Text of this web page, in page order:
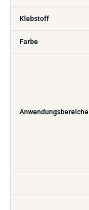
Klebstoff
Farbe
Anwendungsbereiche